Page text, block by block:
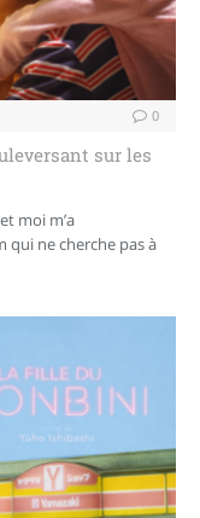
0
sur les
moi m’a
qui ne cherche pas à